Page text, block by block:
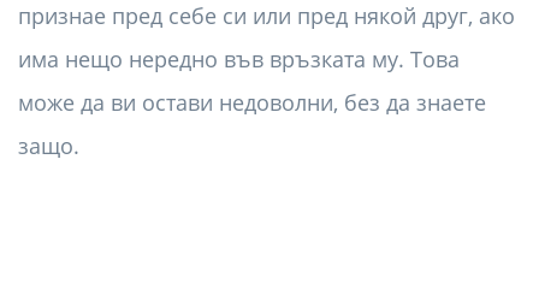
признае пред себе си или пред някой друг, ако
има нещо нередно във връзката му. Това
може да ви остави недоволни, без да знаете
защо.